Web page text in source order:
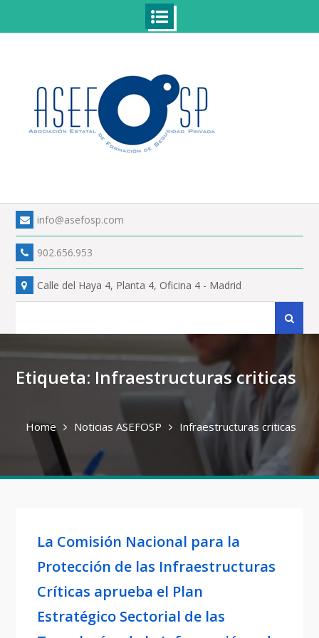
info@asefosp.com
902.656.953
Calle del Haya 4, Planta 4, Oficina 4 - Madrid
Search
Etiqueta: Infraestructuras criticas
Home Noticias ASEFOSP Infraestructuras criticas
La Comisión Nacional para la
Protección de las Infraestructuras
Críticas aprueba el Plan
Estratégico Sectorial de las